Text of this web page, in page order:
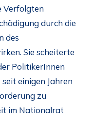
Verfolgten
durch die
des
Sie scheiterte
PolitikerInnen
einigen Jahren
zu
im Nationalrat